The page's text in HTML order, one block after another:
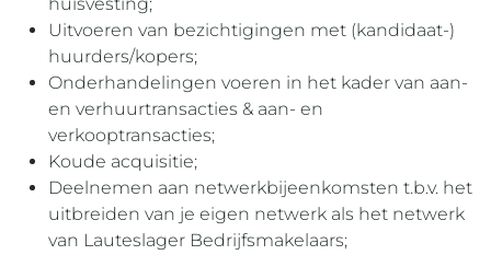
Uitvoeren van bezichtigingen met (kandidaat-)
huurders/kopers;
Onderhandelingen voeren in het kader van aan-
en verhuurtransacties & aan- en
verkooptransacties;
Koude acquisitie;
Deelnemen aan netwerkbijeenkomsten t.b.v. het
uitbreiden van je eigen netwerk als het netwerk
van Lauteslager Bedrijfsmakelaars;